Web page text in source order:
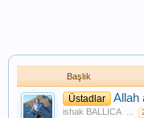
Başlık
Üstadlar Allah
ishak BALLICA ...